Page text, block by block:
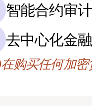
智能合约审
去中心化金
在购买任何加